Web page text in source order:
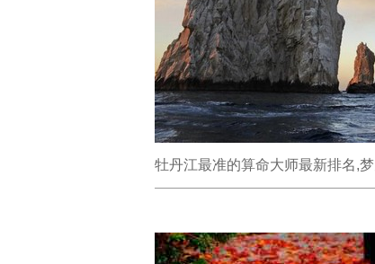
牡丹江最准的算命大师最新排名,